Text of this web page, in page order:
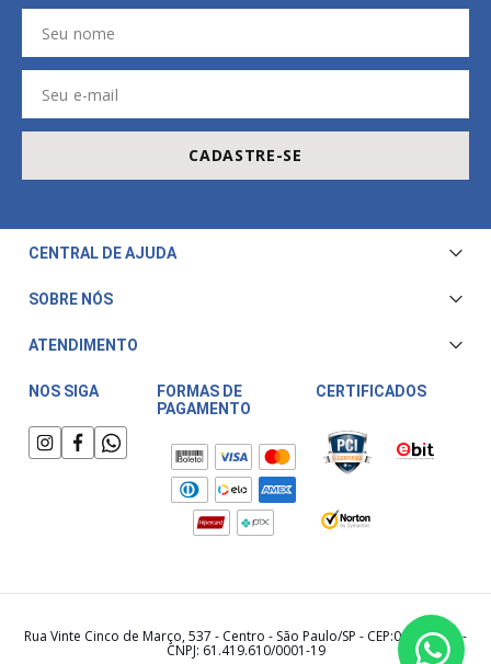
CADASTRE-SE
CENTRAL DE AJUDA
Central de Atendimento
Trocas e Devoluções
Fale Conosco
Meu Cashback
SOBRE NÓS
ATENDIMENTO
Horário de atendimento:
Segunda a Sexta das 08:00 às 17:30
Sábado das 08:00 às 15:00
NOS SIGA
FORMAS DE
PAGAMENTO
CERTIFICADOS
Rua Vinte Cinco de Março, 537 - Centro - São Paulo/SP - CEP:01021-000 -
CNPJ: 61.419.610/0001-19